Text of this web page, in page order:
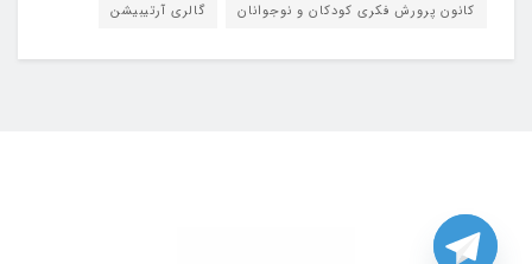
کانون پرورش فکری کودکان و نوجوانان
گالری آرتیبیشن